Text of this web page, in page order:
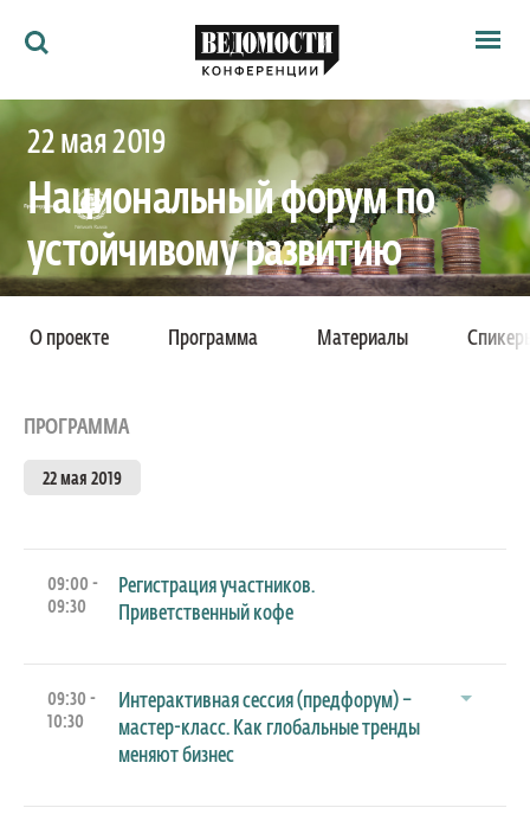
Мероприятия
Партнёрам
О нас
Ведомости
Как потратить
Ведомости&
22 мая 2019
Национальный форум по
устойчивому развитию
д.8, стр.2
О проекте Программа Материалы
ПРОГРАММА
22 мая 2019
09:00 -
09:30
Регистрация участников.
Приветственный кофе
09:30 -
10:30
Интерактивная сессия (предфорум) –
мастер-класс. Как глобальные тренды
меняют бизнес